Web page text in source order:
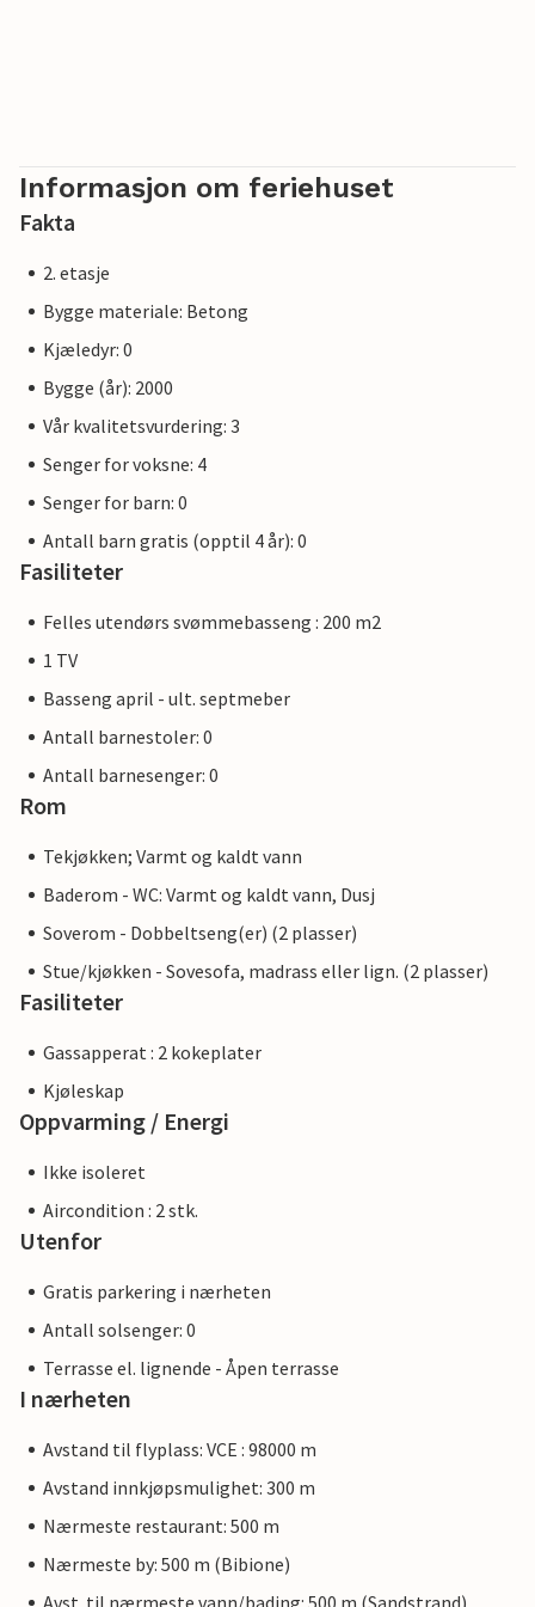
Informasjon om feriehuset
Fakta
2. etasje
Bygge materiale: Betong
Kjæledyr: 0
Bygge (år): 2000
Vår kvalitetsvurdering: 3
Senger for voksne: 4
Senger for barn: 0
Antall barn gratis (opptil 4 år): 0
Fasiliteter
Felles utendørs svømmebasseng : 200 m2
1 TV
Basseng april - ult. septmeber
Antall barnestoler: 0
Antall barnesenger: 0
Rom
Tekjøkken; Varmt og kaldt vann
Baderom - WC: Varmt og kaldt vann, Dusj
Soverom - Dobbeltseng(er) (2 plasser)
Stue/kjøkken - Sovesofa, madrass eller lign. (2 plasser)
Fasiliteter
Gassapperat : 2 kokeplater
Kjøleskap
Oppvarming / Energi
Ikke isoleret
Aircondition : 2 stk.
Utenfor
Gratis parkering i nærheten
Antall solsenger: 0
Terrasse el. lignende - Åpen terrasse
I nærheten
Avstand til flyplass: VCE : 98000 m
Avstand innkjøpsmulighet: 300 m
Nærmeste restaurant: 500 m
Nærmeste by: 500 m (Bibione)